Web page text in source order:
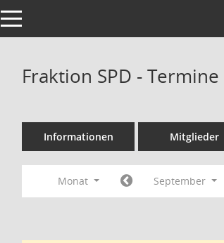
Toggle navigation
Fraktion SPD -
Informationen Mitglieder
Monat September